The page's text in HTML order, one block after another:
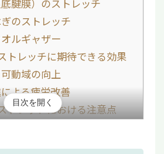
腱膜）のストレッチ
のストレッチ
ルギャザー
トレッチに期待できる効果
動域の向上
よる疲労改善
トレッチにおける注意点
目次を開く